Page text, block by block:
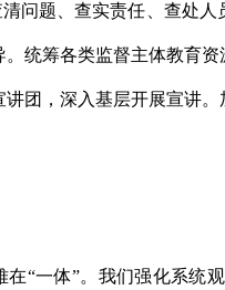
问题、查实责任、查处
统筹各类监督主体教育
团，深入基层开展宣讲
在“一体”。我们强化系